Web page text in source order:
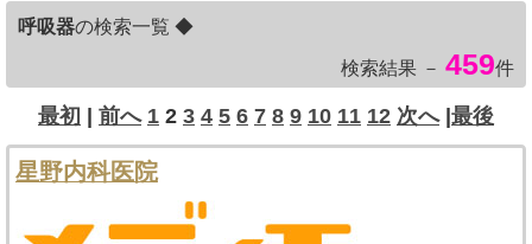
呼吸器の検索一覧 ◆
検索結果 － 459件
最初 | 前へ 1 2 3 4 5 6 7 8 9 10 11 12 次へ|最後
星野内科医院